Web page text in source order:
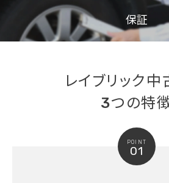
保証
レイブリック
3つの特
POINT
01